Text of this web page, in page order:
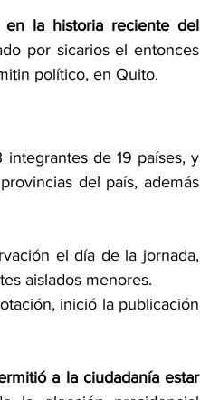
la historia reciente del
por sicarios el entonces
político, en Quito.
de 19 países, y
del país, además
el día de la jornada,
aislados menores.
inició la publicación
a la ciudadanía estar